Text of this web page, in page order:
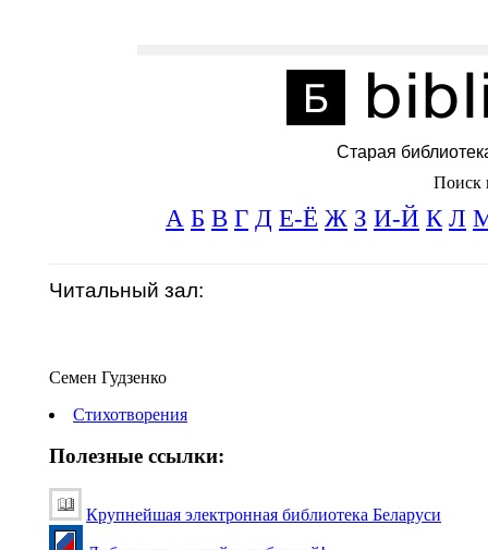
Старая
Поиск
А Б В Г Д Е-Ё Ж З И-Й К Л
Читальный зал:
Семен Гудзенко
Стихотворения
Полезные ссылки:
Крупнейшая электронная библиотека Беларуси